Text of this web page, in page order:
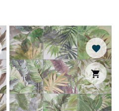
favorite
shopping_cart